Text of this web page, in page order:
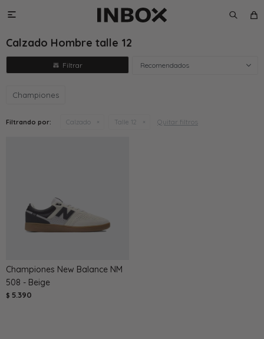

Calzado Hombre talle 12
Recomendados
Championes
Filtrando por: Calzado Talle 12 Quitar filtros
Championes New Balance NM
508 - Beige
$ 5.390